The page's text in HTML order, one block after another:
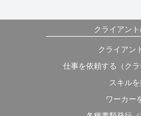
クライアン
クライアン
仕事を依頼する（クラ
スキル
ワーカー